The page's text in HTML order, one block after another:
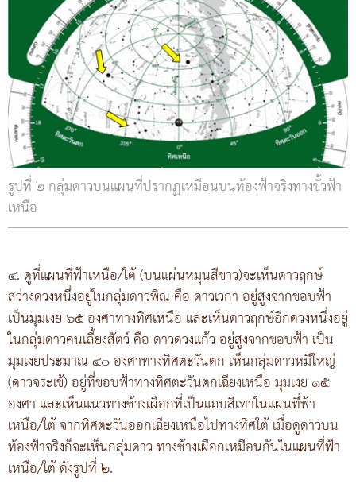
รูปที่ ๒ กลุ่มดาวบนแผนที่ปรากฏเหมือนบนท้องฟ้าจริงทางขั้วฟ้า
เหนือ
๔. ดูที่แผนที่ฟ้าเหนือ/ใต้ (บนแผ่นหมุนสีขาว)จะเห็นดาวฤกษ์
สว่างดวงหนึ่งอยู่ในกลุ่มดาวพิณ คือ ดาวเวกา อยู่สูงจากขอบฟ้า
เป็นมุมเงย ๖๕ องศาทางทิศเหนือ และเห็นดาวฤกษ์อีกดวงหนึ่งอยู่
ในกลุ่มดาวคนเลี้ยงสัตว์ คือ ดาวดวงแก้ว อยู่สูงจากขอบฟ้า เป็น
มุมเงยประมาณ ๔๐ องศาทางทิศตะวันตก เห็นกลุ่มดาวหมีใหญ่
(ดาวจระเข้) อยู่ที่ขอบฟ้าทางทิศตะวันตกเฉียงเหนือ มุมเงย ๑๕
องศา และเห็นแนวทางช้างเผือกที่เป็นแถบสีเทาในแผนที่ฟ้า
เหนือ/ใต้ จากทิศตะวันออกเฉียงเหนือไปทางทิศใต้ เมื่อดูดาวบน
ท้องฟ้าจริงก็จะเห็นกลุ่มดาว ทางช้างเผือกเหมือนกันในแผนที่ฟ้า
เหนือ/ใต้ ดังรูปที่ ๒.